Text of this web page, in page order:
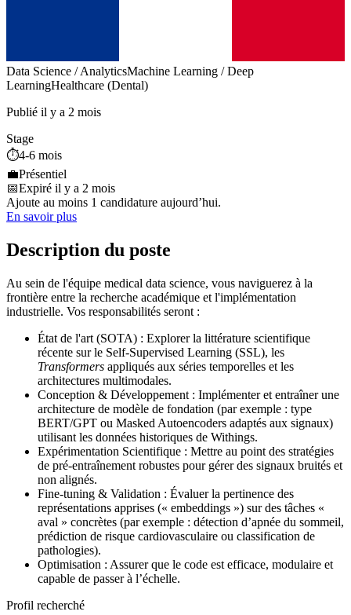
Data Science / AnalyticsMachine Learning / Deep
LearningHealthcare (Dental)
Publié il y a 2 mois
Stage
⏱️4-6 mois
💼Présentiel
📅Expiré il y a 2 mois
Ajoute au moins 1 candidature aujourd’hui.
En savoir plus
Description du poste
Au sein de l'équipe medical data science, vous naviguerez à la
frontière entre la recherche académique et l'implémentation
industrielle. Vos responsabilités seront :
État de l'art (SOTA) : Explorer la littérature scientifique
récente sur le Self-Supervised Learning (SSL), les
Transformers appliqués aux séries temporelles et les
architectures multimodales.
Conception & Développement : Implémenter et entraîner une
architecture de modèle de fondation (par exemple : type
BERT/GPT ou Masked Autoencoders adaptés aux signaux)
utilisant les données historiques de Withings.
Expérimentation Scientifique : Mettre au point des stratégies
de pré-entraînement robustes pour gérer des signaux bruités et
non alignés.
Fine-tuning & Validation : Évaluer la pertinence des
représentations apprises (« embeddings ») sur des tâches «
aval » concrètes (par exemple : détection d’apnée du sommeil,
prédiction de risque cardiovasculaire ou classification de
pathologies).
Optimisation : Assurer que le code est efficace, modulaire et
capable de passer à l’échelle.
Profil recherché